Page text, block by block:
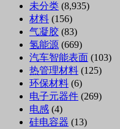
未分类 (8,935)
材料 (156)
气凝胶 (83)
氢能源 (669)
汽车智能表面 (103)
热管理材料 (125)
环保材料 (6)
电子元器件 (269)
电感 (4)
硅电容器 (13)